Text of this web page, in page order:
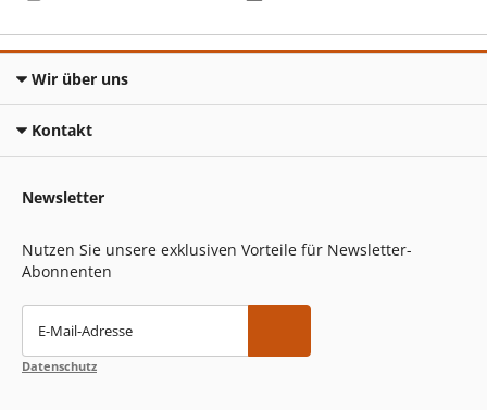
Wir über uns
Kontakt
Newsletter
Nutzen Sie unsere exklusiven Vorteile für Newsletter-
Abonnenten
E-Mail-Adresse
Datenschutz